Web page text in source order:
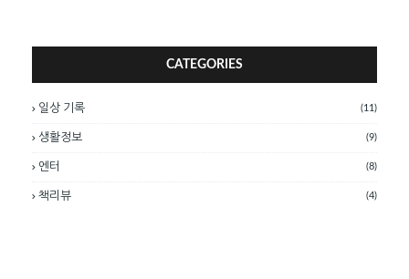
CATEGORIES
일상 기록 (11)
생활정보 (9)
엔터 (8)
책리뷰 (4)